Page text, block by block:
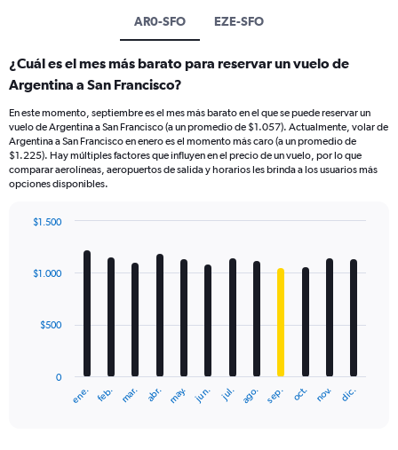
AR0-SFO EZE-SFO
¿Cuál es el mes más barato para reservar un vuelo de
Argentina a San Francisco?
En este momento, septiembre es el mes más barato en el que se puede reservar un
vuelo de Argentina a San Francisco (a un promedio de $1.057). Actualmente, volar de
Argentina a San Francisco en enero es el momento más caro (a un promedio de
$1.225). Hay múltiples factores que influyen en el precio de un vuelo, por lo que
comparar aerolíneas, aeropuertos de salida y horarios les brinda a los usuarios más
opciones disponibles.
with
12
The
ene. feb. mar. abr. may. jun. jul. ago. sep. oct. nov. dic.
0
$500
$1.000
$1.500